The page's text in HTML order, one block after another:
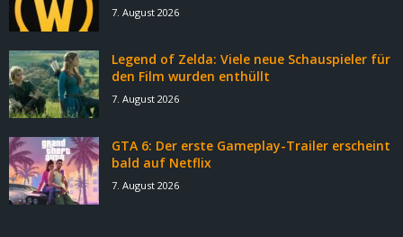
7. August 2026
Legend of Zelda: Viele neue Schauspieler für
den Film wurden enthüllt
7. August 2026
GTA 6: Der erste Gameplay-Trailer erscheint
bald auf Netflix
7. August 2026